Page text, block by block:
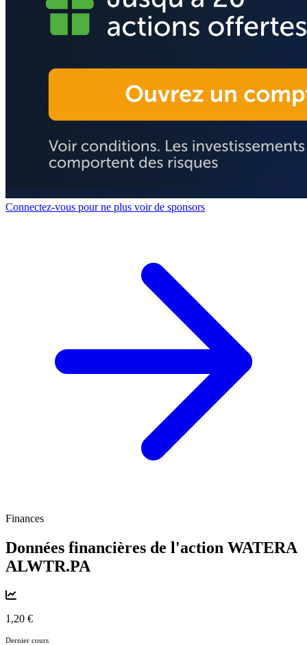
Connectez-vous pour ne plus voir de sponsors
Finances
Données financières de l'action WATERA
ALWTR.PA
1,20 €
Dernier cours